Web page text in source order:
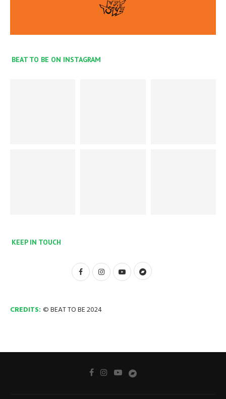
BEAT TO BE ON INSTAGRAM
KEEP IN TOUCH
CREDITS: © BEAT TO BE 2024